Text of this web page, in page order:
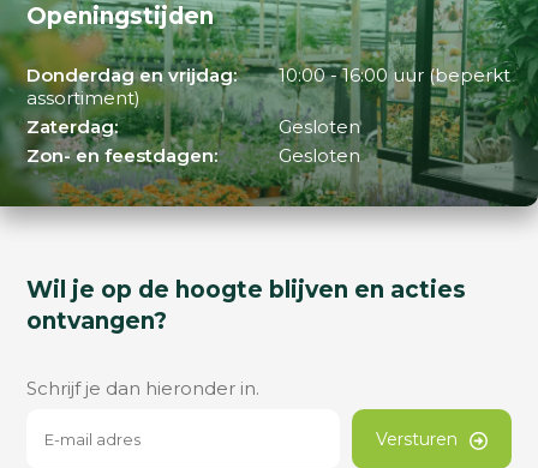
Openingstijden
Donderdag en vrijdag:
10:00 - 16:00 uur (beperkt
assortiment)
Zaterdag:
Gesloten
Zon- en feestdagen:
Gesloten
Wil je op de hoogte blijven en acties
ontvangen?
Schrijf je dan hieronder in.
Versturen